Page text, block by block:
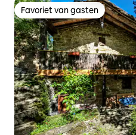
Favoriet van gasten
Favoriet van gasten